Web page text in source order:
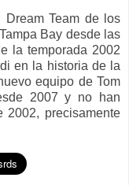
Team de los
Bay desde las
la temporada 2002
en la historia de la
equipo de Tom
2007 y no han
precisamente